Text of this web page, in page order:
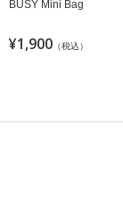
BUSY Mini Bag
¥1,900 （税込）